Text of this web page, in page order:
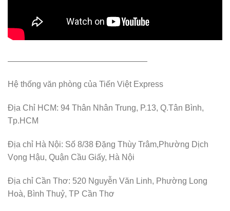
—————————————————
Hệ thống văn phòng của Tiến Việt Express
Địa Chỉ HCM: 94 Thân Nhân Trung, P.13, Q.Tân Bình,
Tp.HCM
Địa chỉ Hà Nội: Số 8/38 Đặng Thùy Trâm,Phường Dịch
Vọng Hậu, Quận Cầu Giấy, Hà Nội
Địa chỉ Cần Thơ: 520 Nguyễn Văn Linh, Phường Long
Hoà, Bình Thuỷ, TP Cần Thơ